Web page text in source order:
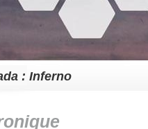
: Inferno